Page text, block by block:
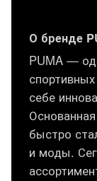
О бренде
PUMA —
себе
быстро
и моды.